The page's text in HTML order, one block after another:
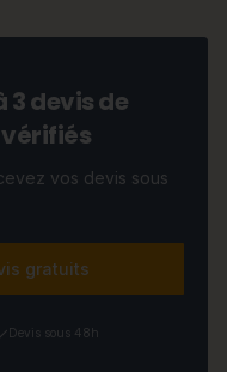
3 devis de
vos devis sous
gratuits
Devis sous 48h